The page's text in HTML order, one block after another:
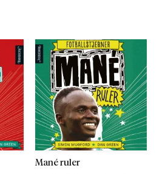
Mané ruler